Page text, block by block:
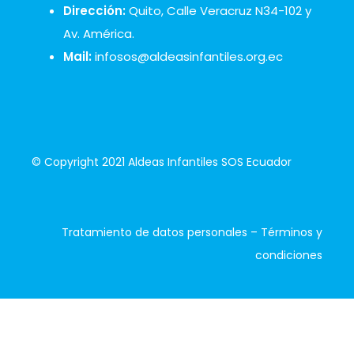
Dirección:Quito, Calle Veracruz N34-102 y
Av. América.
Mail:infosos@aldeasinfantiles.org.ec
© Copyright 2021 Aldeas Infantiles SOS Ecuador
Tratamiento de datos personales – Términos y
condiciones